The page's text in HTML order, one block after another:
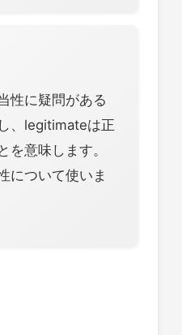
性に疑問がある
、legitimateは正
を意味します。
について使いま